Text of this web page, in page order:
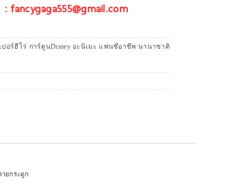
: fancygaga555@gmail.com
อร์ฮีโร่ การ์ตูนDisney อะนิเมะ แฟนซีอาชีพ นานาชาติ
ยกระดูก